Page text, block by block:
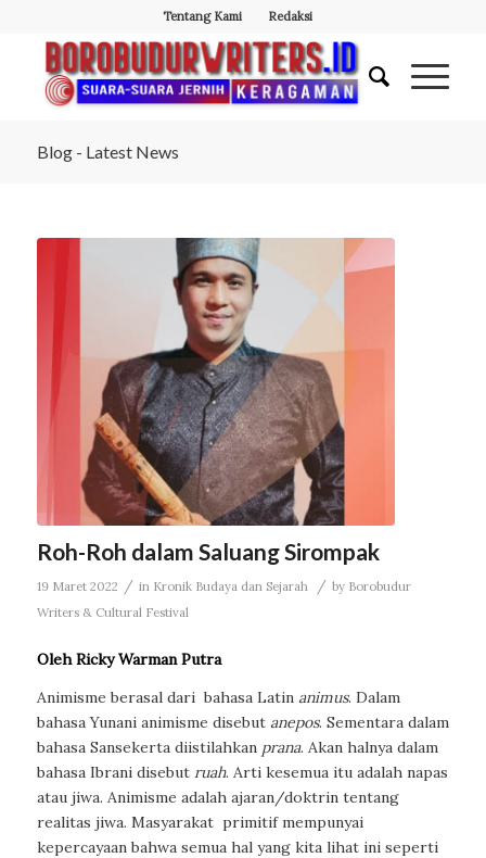
Tentang Kami Redaksi
Blog - Latest News
Roh-Roh dalam Saluang Sirompak
19 Maret 2022 / in Kronik Budaya dan Sejarah / by Borobudur
Writers & Cultural Festival
Oleh Ricky Warman Putra
Animisme berasal dari bahasa Latin animus. Dalam
bahasa Yunani animisme disebut anepos. Sementara dalam
bahasa Sansekerta diistilahkan prana. Akan halnya dalam
bahasa Ibrani disebut ruah. Arti kesemua itu adalah napas
atau jiwa. Animisme adalah ajaran/doktrin tentang
realitas jiwa. Masyarakat primitif mempunyai
kepercayaan bahwa semua hal yang kita lihat ini seperti